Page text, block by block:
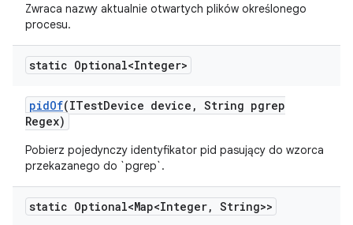
Zwraca nazwy aktualnie otwartych plików określonego
procesu.
static Optional<Integer>
pidOf(ITestDevice device , String pgrep
Regex)
Pobierz pojedynczy identyfikator pid pasujący do wzorca
przekazanego do `pgrep`.
static Optional<Map<Integer, String>>